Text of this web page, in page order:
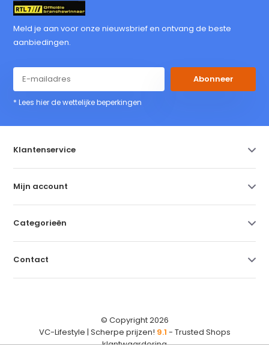
Meld je aan voor onze nieuwsbrief en ontvang de beste
aanbiedingen.
Abonneer
* Lees hier de wettelijke beperkingen
Klantenservice
Mijn account
Categorieën
Contact
© Copyright 2026
VC-Lifestyle | Scherpe prijzen! 9.1 - Trusted Shops